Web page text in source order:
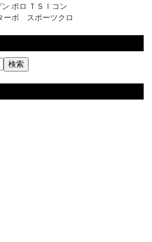
ポロ ＴＳＩコン
ーボ スポーツクロ